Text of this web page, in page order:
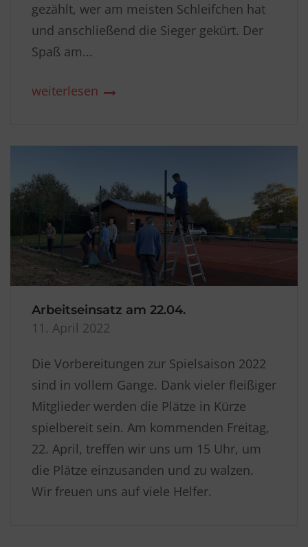
gezählt, wer am meisten Schleifchen hat
und anschließend die Sieger gekürt. Der
Spaß am...
weiterlesen
Arbeitseinsatz am 22.04.
11. April 2022
Die Vorbereitungen zur Spielsaison 2022
sind in vollem Gange. Dank vieler fleißiger
Mitglieder werden die Plätze in Kürze
spielbereit sein. Am kommenden Freitag,
22. April, treffen wir uns um 15 Uhr, um
die Plätze einzusanden und zu walzen.
Wir freuen uns auf viele Helfer.